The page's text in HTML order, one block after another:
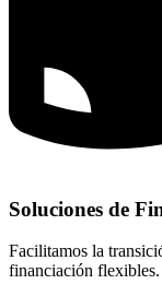
Soluciones de
Facilitamos la
financiación flexibles.